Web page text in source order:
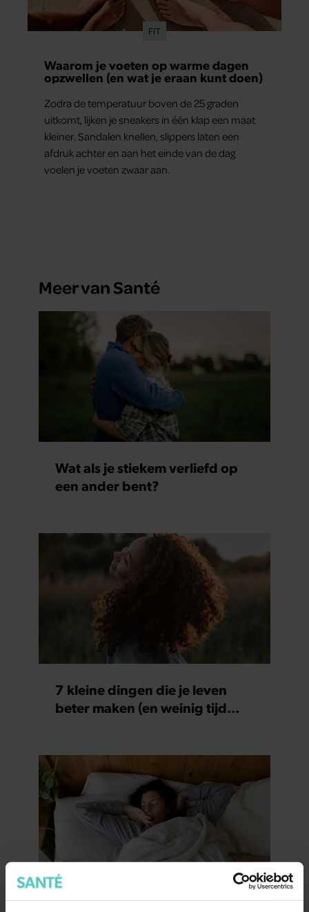
FIT
Waarom je voeten op warme dagen
opzwellen (en wat je eraan kunt doen)
Zodra de temperatuur boven de 25 graden
uitkomt, lijken je sneakers in één klap een maat
kleiner. Sandalen knellen, slippers laten een
afdruk achter en aan het einde van de dag
voelen je voeten zwaar aan.
Meer van Santé
Wat als je stiekem verliefd op
een ander bent?
7 kleine dingen die je leven
beter maken (en weinig tijd